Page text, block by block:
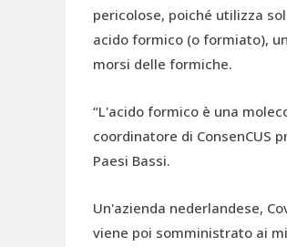
pericolose, poiché utilizza
acido formico (o formiato),
morsi delle formiche.
“L'acido formico è una
coordinatore di ConsenCUS
Paesi Bassi.
Un'azienda nederlandese,
viene poi somministrato ai